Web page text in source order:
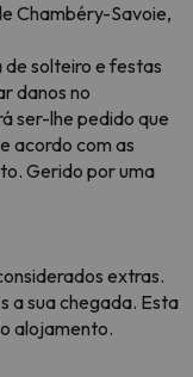
Chambéry-Savoie,
solteiro e festas
danos no
ser-lhe pedido que
acordo com as
Gerido por uma
extras.
a sua chegada. Esta
alojamento.